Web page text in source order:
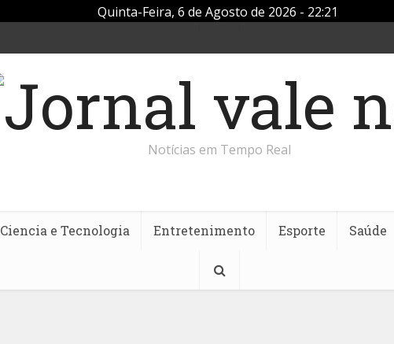
Quinta-Feira, 6 de Agosto de 2026 - 22:21
Notícias em Tempo Real
Ciencia e Tecnologia Entretenimento Esporte Saúde